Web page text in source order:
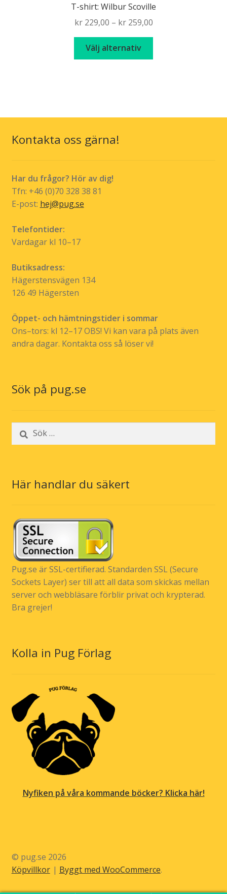
T-shirt: Wilbur Scoville
kr229,00 – kr259,00Price
range:
through
Välj alternativ
De
Kontakta oss gärna!
Har du frågor? Hör av dig!
Tfn: +46 (0)70 328 38 81
E-post: hej@pug.se
Telefontider:
Vardagar kl 10–17
Butiksadress:
Hägerstensvägen 134
126 49 Hägersten
Öppet- och hämtningstider i sommar
Ons–tors: kl 12–17 OBS! Vi kan vara på plats även
andra dagar. Kontakta oss så löser vi!
Sök på pug.se
Sök
efter:
Här handlar du säkert
Pug.se är SSL-certifierad. Standarden SSL (Secure
Sockets Layer) ser till att all data som skickas mellan
server och webbläsare förblir privat och krypterad.
Bra grejer!
Kolla in Pug Förlag
Nyfiken på våra kommande böcker? Klicka här!
© pug.se 2026
Köpvillkor
Byggt med WooCommerce.